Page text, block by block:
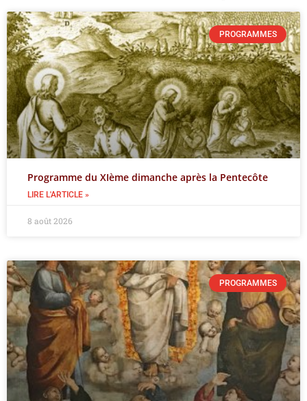
PROGRAMMES
Programme du XIème dimanche après la Pentecôte
LIRE L'ARTICLE »
8 août 2026
PROGRAMMES